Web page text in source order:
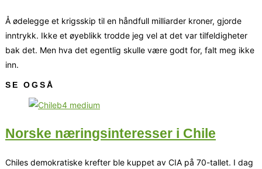
Å ødelegge et krigsskip til en håndfull milliarder kroner, gjorde
inntrykk. Ikke et øyeblikk trodde jeg vel at det var tilfeldigheter
bak det. Men hva det egentlig skulle være godt for, falt meg ikke
inn.
SE OGSÅ
Norske næringsinteresser i Chile
Chiles demokratiske krefter ble kuppet av CIA på 70-tallet. I dag